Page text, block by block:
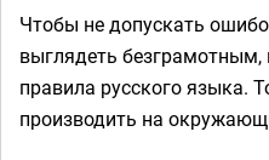
Чтобы не допускать
выглядеть
правила русского языка.
производить на